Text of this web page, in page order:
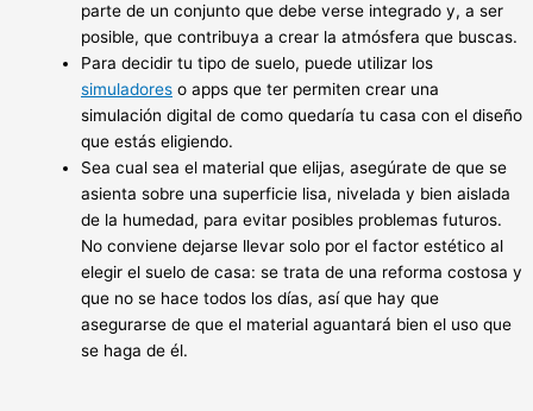
parte de un conjunto que debe verse integrado y, a ser
posible, que contribuya a crear la atmósfera que buscas.
Para decidir tu tipo de suelo, puede utilizar los
simuladores o apps que ter permiten crear una
simulación digital de como quedaría tu casa con el diseño
que estás eligiendo.
Sea cual sea el material que elijas, asegúrate de que se
asienta sobre una superficie lisa, nivelada y bien aislada
de la humedad, para evitar posibles problemas futuros.
No conviene dejarse llevar solo por el factor estético al
elegir el suelo de casa: se trata de una reforma costosa y
que no se hace todos los días, así que hay que
asegurarse de que el material aguantará bien el uso que
se haga de él.